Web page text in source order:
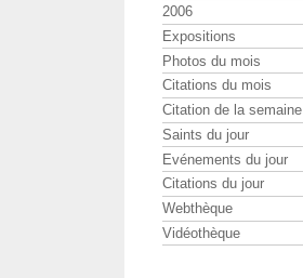
2006
Expositions
Photos du mois
Citations du mois
Citation de la semaine
Saints du jour
Evénements du jour
Citations du jour
Webthèque
Vidéothèque